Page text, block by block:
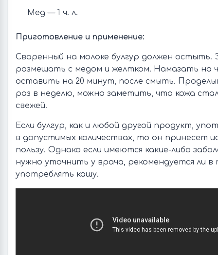
Мед — 1 ч. л.
Приготовление и применение:
Сваренный на молоке булгур должен остыть.
размешать с медом и желтком. Намазать на
оставить на 20 минут, после смыть.
раз в неделю, можно заметить, что кожа
свежей.
Если булгур, как и любой другой продукт,
в допустимых количествах, то он принесет
пользу. Однако если имеются какие-либо
нужно уточнить у врача, рекомендуется ли в
употреблять кашу.